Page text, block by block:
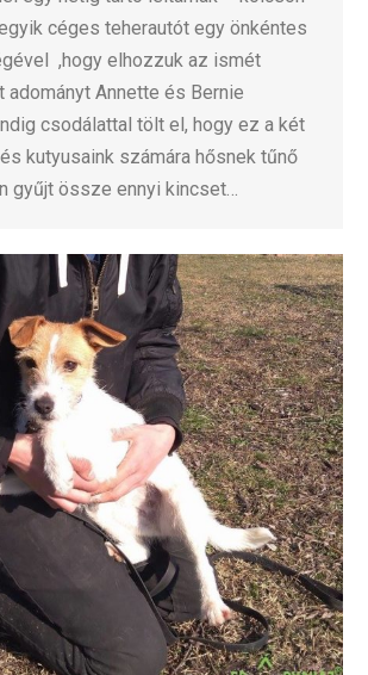
céges teherautót egy önkéntes
,hogy elhozzuk az ismét
Annette és Bernie
csodálattal tölt el, hogy ez a két
kutyusaink számára hősnek tűnő
gyűjt össze ennyi kincset…